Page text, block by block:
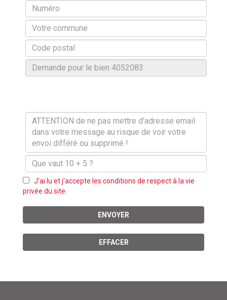
J'ai lu et j'accepte les conditions de respect à la vie
privée du site.
ENVOYER
EFFACER